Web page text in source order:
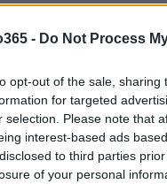
- Do Not Process
opt-out of the sale,
for targeted
selection. Please note that
interest-based ads
to third parties
of your personal
que utilizam
das respostas e na
como uma